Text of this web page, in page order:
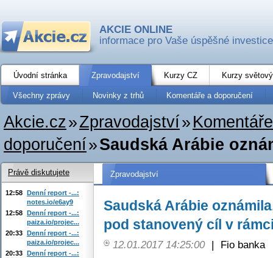
AKCIE ONLINE
informace pro Vaše úspěšné investice
Úvodní stránka Zpravodajství Kurzy CZ Kurzy
Všechny zprávy Novinky z trhů Komentáře a doporučení
Akcie.cz»Zpravodajství»
doporučení»Saudská Arábie
Zpravodajství
Saudská Arábie
pod stanovený cíl v
12.01.2017 14:25:00 |
Fio banka
Právě diskutujete
12:58 Denní report -...:
notes.io/e6ay9
12:58 Denní report -...:
paiza.io/projec...
20:33 Denní report -...:
paiza.io/projec...
20:33 Denní report -...: